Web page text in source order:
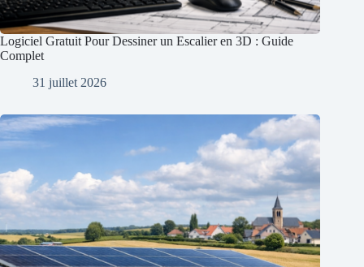
Logiciel Gratuit Pour Dessiner un Escalier en 3D : Guide
Complet
31 juillet 2026